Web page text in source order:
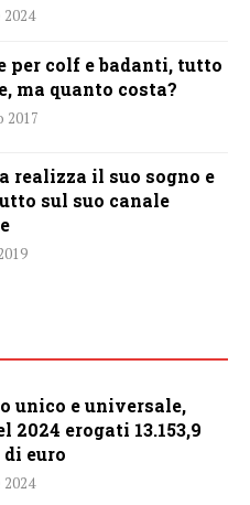
2024
per colf e badanti, tutto
ma quanto costa?
2017
realizza il suo sogno e
sul suo canale
unico e universale,
2024 erogati 13.153,9
euro
2024